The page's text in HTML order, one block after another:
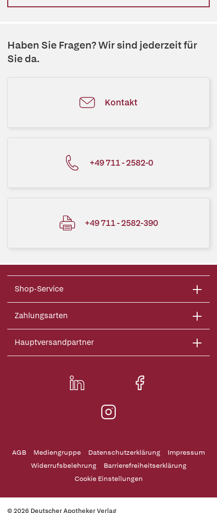
Haben Sie Fragen? Wir sind jederzeit für
Sie da.
Kontakt
+49 711 - 2582-0
+49 711 - 2582-390
Shop-Service
Zahlungsarten
Hauptversandpartner
AGB Mediengruppe Datenschutzerklärung
Impressum
Widerrufsbelehrung
Barrierefreiheitserklärung
Cookie Einstellungen
© 2026 Deutscher Apotheker Verlag